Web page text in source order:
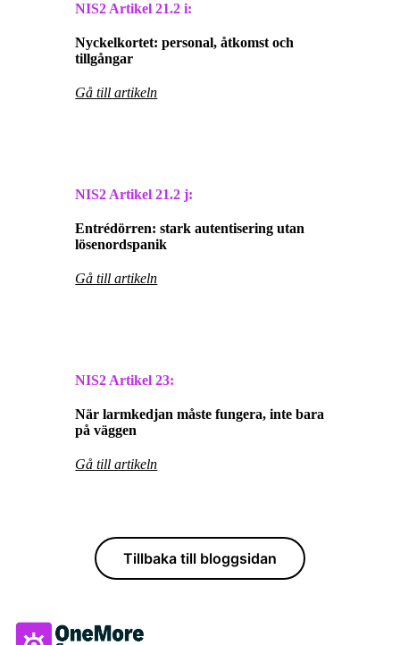
NIS2 Artikel21.2 i:
Nyckelkortet: personal, åtkomst och
tillgångar
Gå till artikeln
NIS2 Artikel21.2 j:
Entrédörren: stark autentisering utan
lösenordspanik
Gå till artikeln
NIS2 Artikel23:
När larmkedjan måste fungera, inte bara
på väggen
Gå till artikeln
Tillbaka till bloggsidan